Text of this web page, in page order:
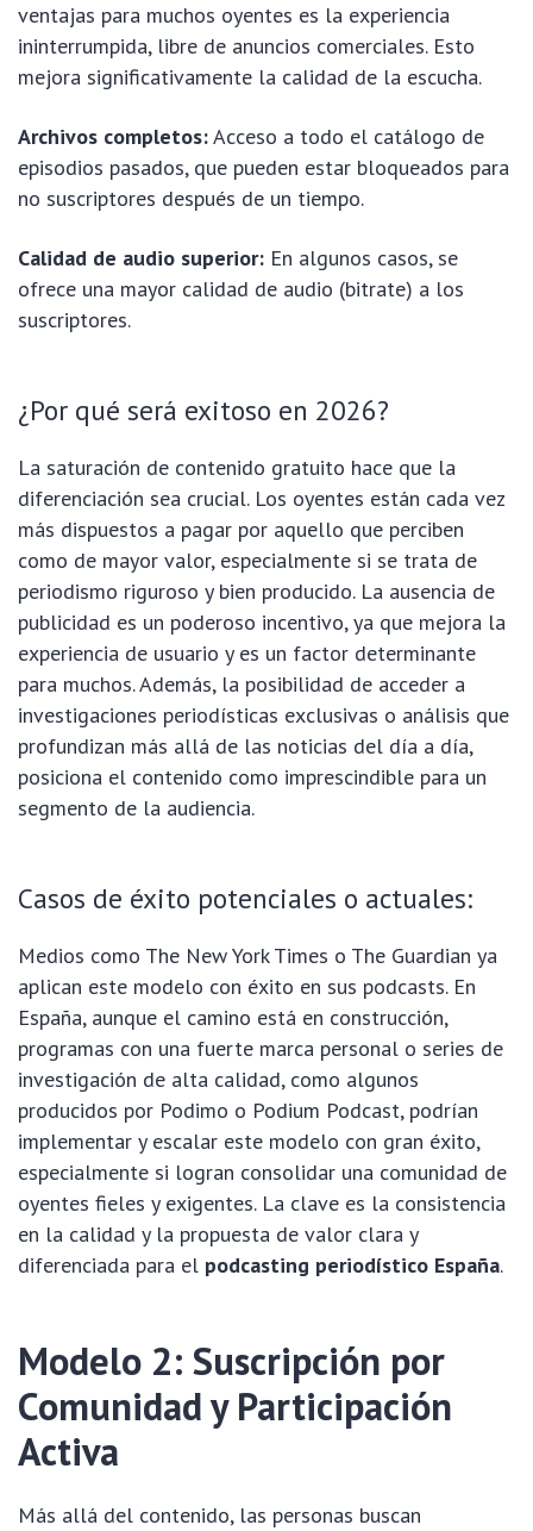
ventajas para muchos oyentes es la experiencia
ininterrumpida, libre de anuncios comerciales. Esto
mejora significativamente la calidad de la escucha.
Archivos completos:Acceso a todo el catálogo de
episodios pasados, que pueden estar bloqueados para
no suscriptores después de un tiempo.
Calidad de audio superior: En algunos casos, se
ofrece una mayor calidad de audio (bitrate) a los
suscriptores.
¿Por qué será exitoso en 2026?
La saturación de contenido gratuito hace que la
diferenciación sea crucial. Los oyentes están cada vez
más dispuestos a pagar por aquello que perciben
como de mayor valor, especialmente si se trata de
periodismo riguroso y bien producido. La ausencia de
publicidad es un poderoso incentivo, ya que mejora la
experiencia de usuario y es un factor determinante
para muchos. Además, la posibilidad de acceder a
investigaciones periodísticas exclusivas o análisis que
profundizan más allá de las noticias del día a día,
posiciona el contenido como imprescindible para un
segmento de la audiencia.
Casos de éxito potenciales o actuales:
Medios como The New York Times o The Guardian ya
aplican este modelo con éxito en sus podcasts. En
España, aunque el camino está en construcción,
programas con una fuerte marca personal o series de
investigación de alta calidad, como algunos
producidos por Podimo o Podium Podcast, podrían
implementar y escalar este modelo con gran éxito,
especialmente si logran consolidar una comunidad de
oyentes fieles y exigentes. La clave es la consistencia
en la calidad y la propuesta de valor clara y
diferenciada para el podcasting periodístico España.
Modelo 2: Suscripción por
Comunidad y Participación
Activa
Más allá del contenido, las personas buscan